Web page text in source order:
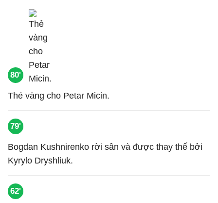
80'
Thẻ vàng cho Petar Micin.
79'
Bogdan Kushnirenko rời sân và được thay thế bởi
Kyrylo Dryshliuk.
62'